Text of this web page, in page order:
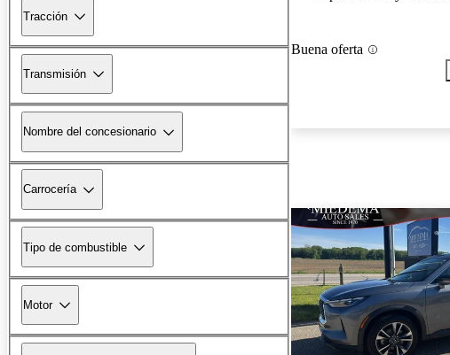
Tracción
Transmisión
Nombre del concesionario
Carrocería
Tipo de combustible
Motor
Buena oferta